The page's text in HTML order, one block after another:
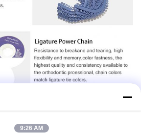
9:26 AM